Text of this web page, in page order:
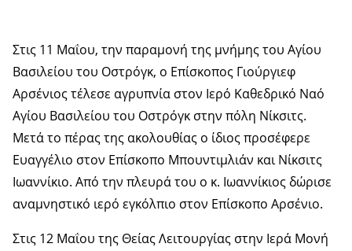
Στις 11 Μαΐου, την παραμονή της μνήμης του Αγίου
Βασιλείου του Οστρόγκ, ο Επίσκοπος Γιούργιεφ
Αρσένιος τέλεσε αγρυπνία στον Ιερό Καθεδρικό Ναό
Αγίου Βασιλείου του Οστρόγκ στην πόλη Νίκσιτς.
Μετά το πέρας της ακολουθίας ο ίδιος προσέφερε
Ευαγγέλιο στον Επίσκοπο Μπουντιμλιάν και Νίκσιτς
Ιωαννίκιο. Από την πλευρά του ο κ. Ιωαννίκιος δώρισε
αναμνηστικό ιερό εγκόλπιο στον Επίσκοπο Αρσένιο.
Στις 12 Μαΐου της Θείας Λειτουργίας στην Ιερά Μονή